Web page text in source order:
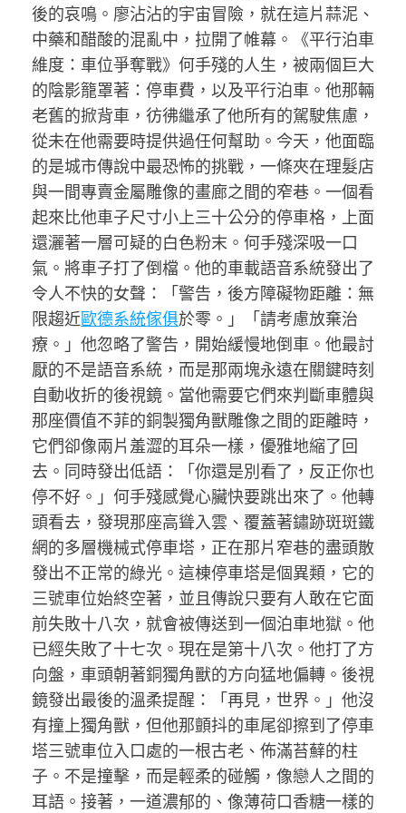
後的哀鳴。廖沾沾的宇宙冒險，就在這片蒜泥、
中藥和醋酸的混亂中，拉開了帷幕。《平行泊車
維度：車位爭奪戰》何手殘的人生，被兩個巨大
的陰影籠罩著：停車費，以及平行泊車。他那輛
老舊的掀背車，彷彿繼承了他所有的駕駛焦慮，
從未在他需要時提供過任何幫助。今天，他面臨
的是城市傳說中最恐怖的挑戰，一條夾在理髮店
與一間專賣金屬雕像的畫廊之間的窄巷。一個看
起來比他車子尺寸小上三十公分的停車格，上面
還灑著一層可疑的白色粉末。何手殘深吸一口
氣。將車子打了倒檔。他的車載語音系統發出了
令人不快的女聲：「警告，後方障礙物距離：無
限趨近歐德系統傢俱於零。」「請考慮放棄治
療。」他忽略了警告，開始緩慢地倒車。他最討
厭的不是語音系統，而是那兩塊永遠在關鍵時刻
自動收折的後視鏡。當他需要它們來判斷車體與
那座價值不菲的銅製獨角獸雕像之間的距離時，
它們卻像兩片羞澀的耳朵一樣，優雅地縮了回
去。同時發出低語：「你還是別看了，反正你也
停不好。」何手殘感覺心臟快要跳出來了。他轉
頭看去，發現那座高聳入雲、覆蓋著鏽跡斑斑鐵
網的多層機械式停車塔，正在那片窄巷的盡頭散
發出不正常的綠光。這棟停車塔是個異類，它的
三號車位始終空著，並且傳說只要有人敢在它面
前失敗十八次，就會被傳送到一個泊車地獄。他
已經失敗了十七次。現在是第十八次。他打了方
向盤，車頭朝著銅獨角獸的方向猛地偏轉。後視
鏡發出最後的溫柔提醒：「再見，世界。」他沒
有撞上獨角獸，但他那顫抖的車尾卻擦到了停車
塔三號車位入口處的一根古老、佈滿苔蘚的柱
子。不是撞擊，而是輕柔的碰觸，像戀人之間的
耳語。接著，一道濃郁的、像薄荷口香糖一樣的